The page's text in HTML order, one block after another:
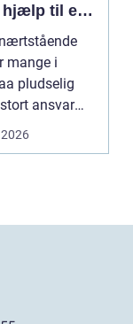
hjælp til en
afsked
mange i
pludselig
ansvar